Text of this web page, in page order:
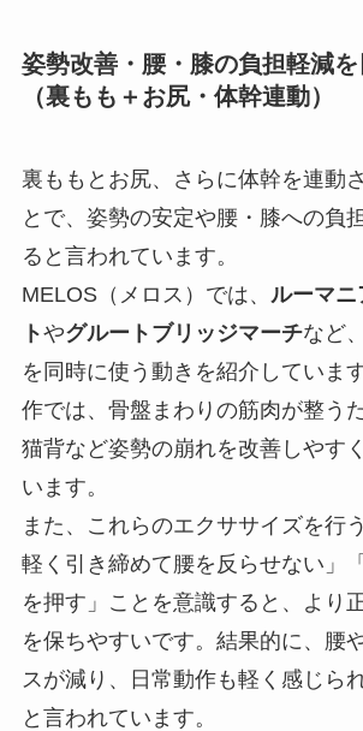
姿勢改善・腰・膝の負担軽減
（裏もも＋お尻・体幹連動）
裏ももとお尻、さらに体幹を連動
とで、姿勢の安定や腰・膝への負
ると言われています。
MELOS（メロス）では、 ルーマニ
トやグルートブリッジマーチなど
を同時に使う動きを紹介していま
作では、骨盤まわりの筋肉が整う
猫背など姿勢の崩れを改善しやす
います。
また、これらのエクササイズを行
軽く引き締めて腰を反らせない」
を押す」ことを意識すると、より
を保ちやすいです。結果的に、腰
スが減り、日常動作も軽く感じら
と言われています。